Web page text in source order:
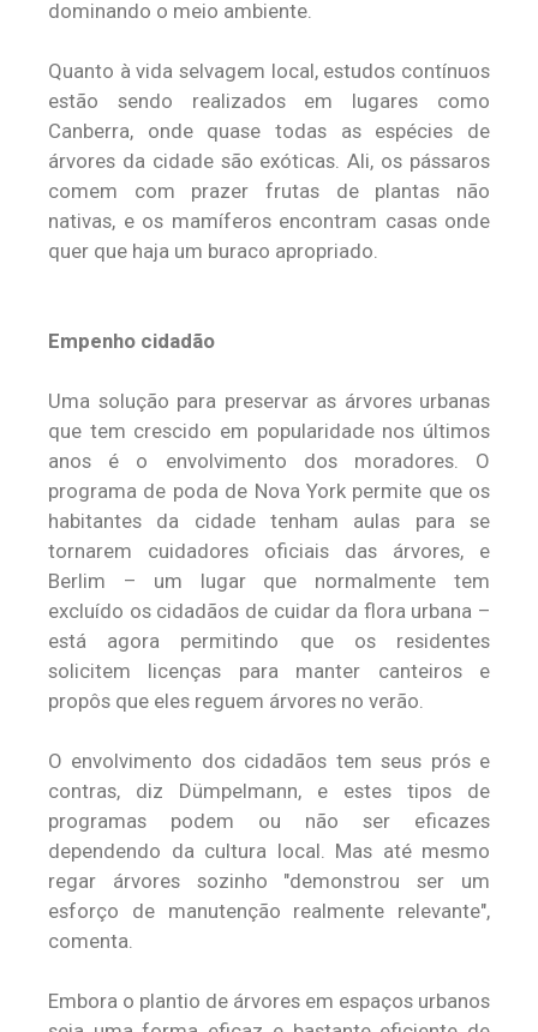
dominando o meio ambiente.
Quanto à vida selvagem local, estudos contínuos
estão sendo realizados em lugares como
Canberra, onde quase todas as espécies de
árvores da cidade são exóticas. Ali, os pássaros
comem com prazer frutas de plantas não
nativas, e os mamíferos encontram casas onde
quer que haja um buraco apropriado.
Empenho cidadão
Uma solução para preservar as árvores urbanas
que tem crescido em popularidade nos últimos
anos é o envolvimento dos moradores. O
programa de poda de Nova York permite que os
habitantes da cidade tenham aulas para se
tornarem cuidadores oficiais das árvores, e
Berlim – um lugar que normalmente tem
excluído os cidadãos de cuidar da flora urbana –
está agora permitindo que os residentes
solicitem licenças para manter canteiros e
propôs que eles reguem árvores no verão.
O envolvimento dos cidadãos tem seus prós e
contras, diz Dümpelmann, e estes tipos de
programas podem ou não ser eficazes
dependendo da cultura local. Mas até mesmo
regar árvores sozinho "demonstrou ser um
esforço de manutenção realmente relevante",
comenta.
Embora o plantio de árvores em espaços urbanos